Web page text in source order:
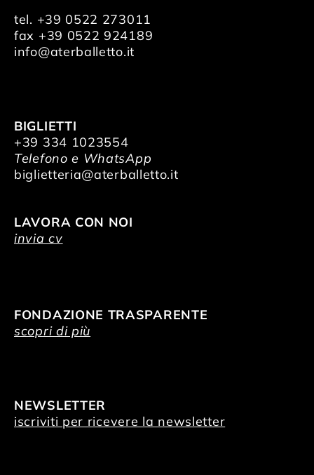
tel. +39 0522 273011
fax +39 0522 924189
info@aterballetto.it
BIGLIETTI
+39 334 1023554
Telefono e WhatsApp
biglietteria@aterballetto.it
LAVORA CON NOI
invia cv
FONDAZIONE TRASPARENTE
scopri di più
NEWSLETTER
iscriviti per ricevere la newsletter